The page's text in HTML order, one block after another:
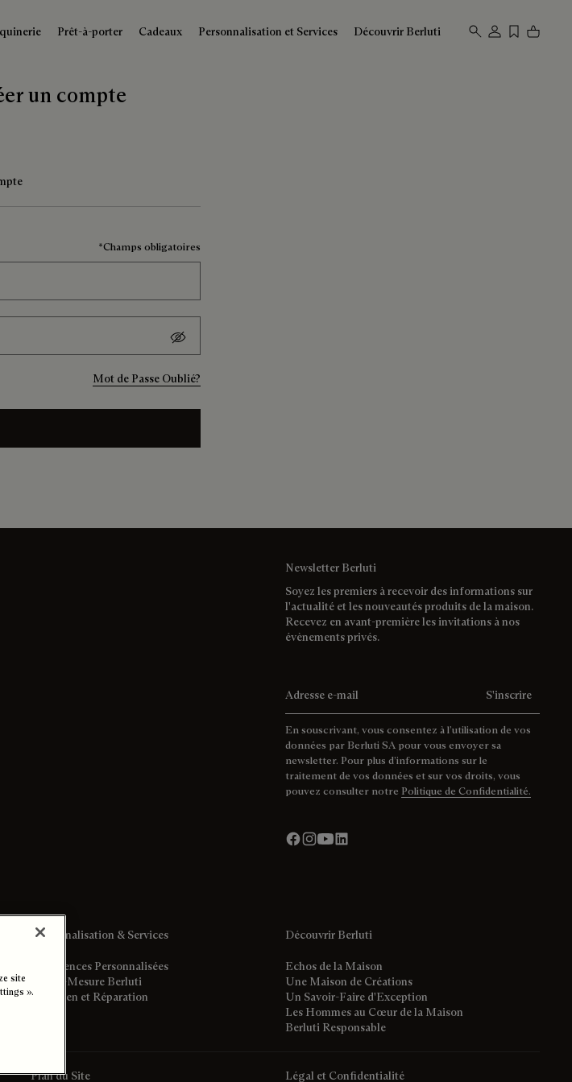
Prêt-à-porter Cadeaux Personnalisation et Services Découvrir Berluti
un compte
*Champs obligatoires
Mot de Passe Oublié?
Newsletter Berluti
Soyez les premiers à recevoir des informations sur
l'actualité et les nouveautés produits de la maison.
Recevez en avant-première les invitations à nos
évènements privés.
S'inscrire
En souscrivant, vous consentez à l’utilisation de vos
données par Berluti SA pour vous envoyer sa
newsletter. Pour plus d’informations sur le
traitement de vos données et sur vos droits, vous
pouvez consulter notre Politique de Confidentialité.
Personnalisation & Services
Expériences Personnalisées
Le Sur-Mesure Berluti
Entretien et Réparation
Découvrir Berluti
Echos de la Maison
Une Maison de Créations
Un Savoir-Faire d'Exception
Les Hommes au Cœur de la Maison
Berluti Responsable
Plan du Site Légal et Confidentialité
site
».